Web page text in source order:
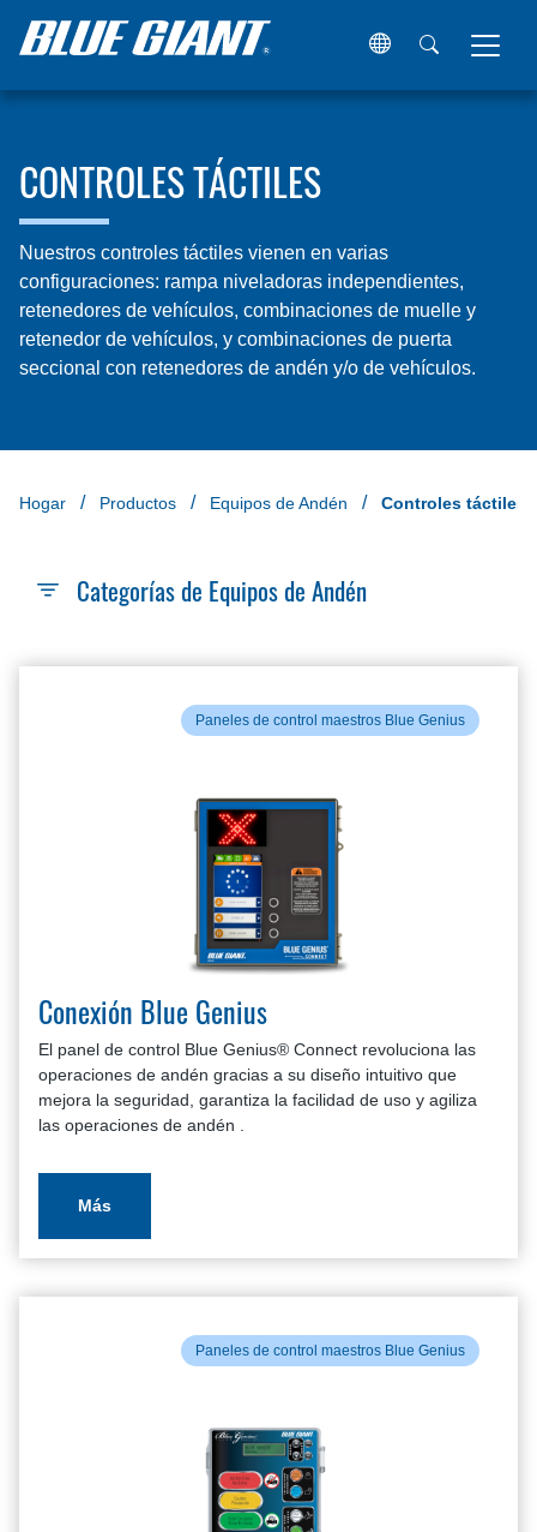
CONTROLES TÁCTILES
Nuestros controles táctiles vienen en varias
configuraciones: rampa niveladoras independientes,
retenedores de vehículos, combinaciones de muelle y
retenedor de vehículos, y combinaciones de puerta
seccional con retenedores de andén y/o de vehículos.
Hogar Productos Equipos de Andén Controles táctiles
Categorías de Equipos de Andén
Paneles de control maestros Blue Genius
Conexión Blue Genius
El panel de control Blue Genius® Connect revoluciona las
operaciones de andén gracias a su diseño intuitivo que
mejora la seguridad, garantiza la facilidad de uso y agiliza
las operaciones de andén .
Más
Paneles de control maestros Blue Genius